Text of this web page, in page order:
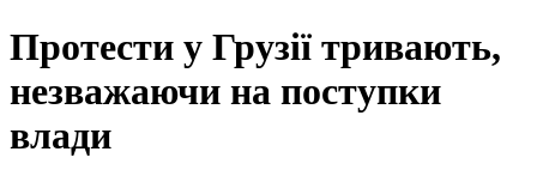
Протести у Грузії тривають,
незважаючи на поступки
влади